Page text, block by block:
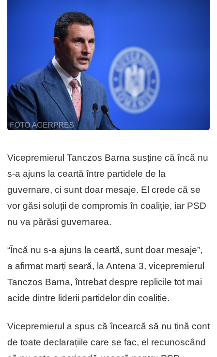
Vicepremierul Tanczos Barna susține că încă nu
s-a ajuns la ceartă între partidele de la
guvernare, ci sunt doar mesaje. El crede că se
vor găsi soluții de compromis în coaliție, iar PSD
nu va părăsi guvernarea.
“Încă nu s-a ajuns la ceartă, sunt doar mesaje”,
a afirmat marți seară, la Antena 3, vicepremierul
Tanczos Barna, întrebat despre replicile tot mai
acide dintre liderii partidelor din coaliție.
Vicepremierul a spus că încearcă să nu țină cont
de toate declarațiile care se fac, el recunoscând